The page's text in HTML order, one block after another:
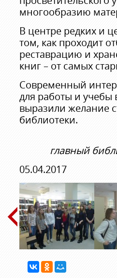
многообразию
В центре редких и
том, как проходит
реставрацию и
книг – от самых
Современный
для работы и учебы
выразили желание
библиотеки.
главный
05.04.2017